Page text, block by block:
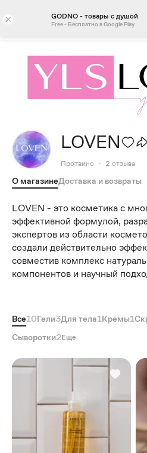
× GODNO - товары с душой
Free - Бесплатно в Google Play
LOVEN
Протвино 2 отзыва
О магазинеДоставка и возвраты
LOVEN - это косметика с
эффективной формулой,
экспертов из области
создали действительно
совместив комплекс
компонентов и научный
Все10Гели3Для тела1Кремы1
Сыворотки2Еще